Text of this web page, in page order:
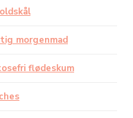
morgenmad
flødeskum